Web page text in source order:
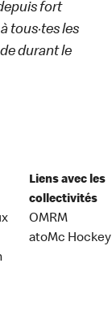
fort
tous·tes les
durant le
Liens avec les
collectivités
OMRM
atoMc Hockey